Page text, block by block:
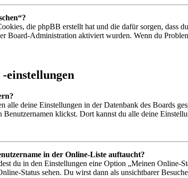
die phpBB erstellt hat und die dafür sorgen, dass
Board-Administration aktiviert wurden. Wenn du
einstellungen
alle deine Einstellungen in der Datenbank des Boards
Benutzernamen klickst. Dort kannst du alle deine
in der Online-Liste auftaucht?
du in den Einstellungen eine Option „Meinen Online-
Status sehen. Du wirst dann als unsichtbarer